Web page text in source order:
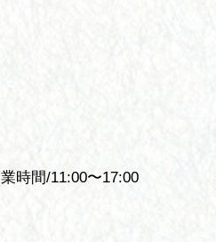
時間/11:00〜17:00